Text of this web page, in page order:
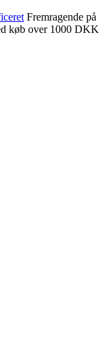
Fremragende på
køb over 1000 DKK